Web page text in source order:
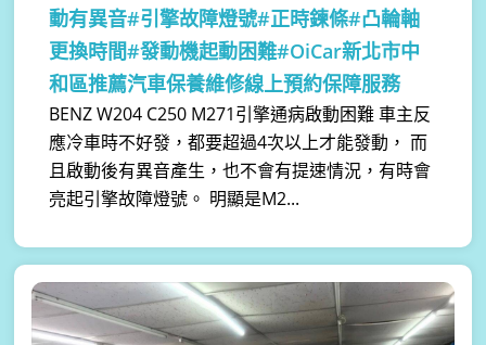
動有異音#引擎故障燈號#正時鍊條#凸輪軸
更換時間#發動機起動困難#OiCar新北市中
和區推薦汽車保養維修線上預約保障服務
BENZ W204 C250 M271引擎通病啟動困難 車主反
應冷車時不好發，都要超過4次以上才能發動， 而
且啟動後有異音產生，也不會有提速情況，有時會
亮起引擎故障燈號。 明顯是M2...